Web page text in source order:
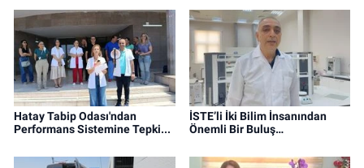
Hatay Tabip Odası'ndan
Performans Sistemine Tepki...
İSTE’li İki Bilim İnsanından
Önemli Bir Buluş…